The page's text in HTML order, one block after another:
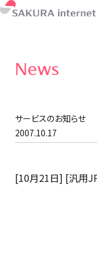
News
サービスのお知らせ
2007.10.17
[10月21日] [汎用JP